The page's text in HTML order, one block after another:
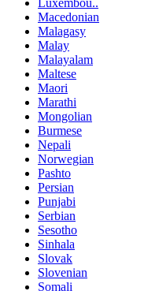
Luxembou..
Macedonian
Malagasy
Malay
Malayalam
Maltese
Maori
Marathi
Mongolian
Burmese
Nepali
Norwegian
Pashto
Persian
Punjabi
Serbian
Sesotho
Sinhala
Slovak
Slovenian
Somali